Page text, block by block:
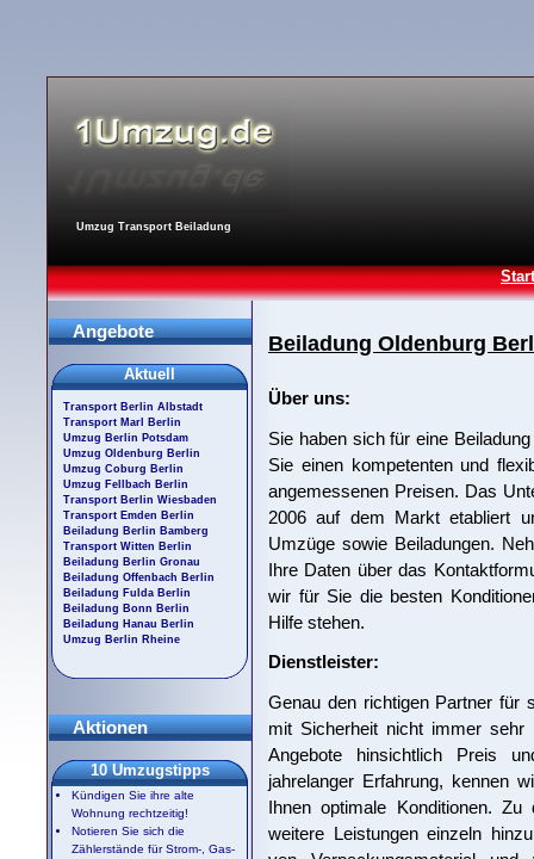
Umzug Transport Beiladung
Beiladung Oldenburg
Über uns:
Sie haben sich für eine
Sie einen kompetenten und
angemessenen Preisen. Das
2006 auf dem Markt etabliert
Umzüge sowie Beiladungen.
Ihre Daten über das
wir für Sie die besten
Hilfe stehen.
Dienstleister:
Genau den richtigen Partner für
mit Sicherheit nicht immer sehr
Angebote hinsichtlich Preis
jahrelanger Erfahrung, kennen
Ihnen optimale Konditionen. Zu
weitere Leistungen einzeln
Angebote
Aktuell
Transport Berlin Albstadt
Transport Marl Berlin
Umzug Berlin Potsdam
Umzug Oldenburg Berlin
Umzug Coburg Berlin
Umzug Fellbach Berlin
Transport Berlin Wiesbaden
Transport Emden Berlin
Beiladung Berlin Bamberg
Transport Witten Berlin
Beiladung Berlin Gronau
Beiladung Offenbach Berlin
Beiladung Fulda Berlin
Beiladung Bonn Berlin
Beiladung Hanau Berlin
Umzug Berlin Rheine
Aktionen
10 Umzugstipps
Kündigen Sie ihre alte
Wohnung rechtzeitig!
Notieren Sie sich die
Zählerstände für Strom-, Gas-